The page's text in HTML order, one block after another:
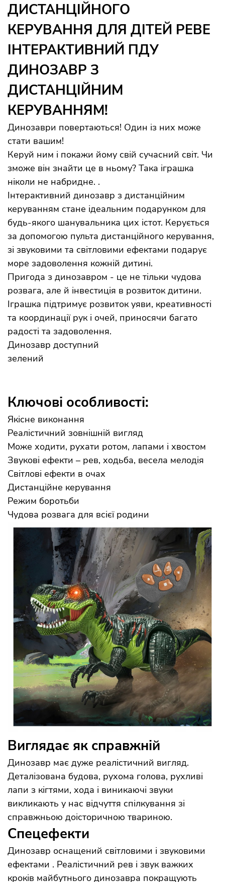
ДИСТАНЦІЙНОГО
КЕРУВАННЯ ДЛЯ ДІТЕЙ РЕВЕ
ІНТЕРАКТИВНИЙ ПДУ
ДИНОЗАВР З
ДИСТАНЦІЙНИМ
КЕРУВАННЯМ!
Динозаври повертаються! Один із них може
стати вашим!
Керуй ним і покажи йому свій сучасний світ. Чи
зможе він знайти це в ньому? Така іграшка
ніколи не набридне. .
Інтерактивний динозавр з дистанційним
керуванням стане ідеальним подарунком для
будь-якого шанувальника цих істот. Керується
за допомогою пульта дистанційного керування,
зі звуковими та світловими ефектами подарує
море задоволення кожній дитині.
Пригода з динозавром - це не тільки чудова
розвага, але й інвестиція в розвиток дитини.
Іграшка підтримує розвиток уяви, креативності
та координації рук і очей, приносячи багато
радості та задоволення.
Динозавр доступний
зелений
Ключові особливості:
Якісне виконання
Реалістичний зовнішній вигляд
Може ходити, рухати ротом, лапами і хвостом
Звукові ефекти – рев, ходьба, весела мелодія
Світлові ефекти в очах
Дистанційне керування
Режим боротьби
Чудова розвага для всієї родини
Виглядає як справжній
Динозавр має дуже реалістичний вигляд.
Деталізована будова, рухома голова, рухливі
лапи з кігтями, хода і виникаючі звуки
викликають у нас відчуття спілкування зі
справжньою доісторичною твариною.
Спецефекти
Динозавр оснащений світловими і звуковими
ефектами . Реалістичний рев і звук важких
кроків майбутнього динозавра покращують